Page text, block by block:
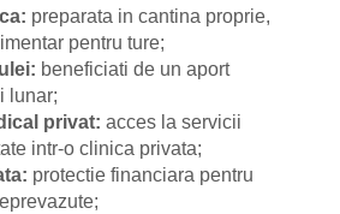
preparata in cantina proprie,
pentru ture;
beneficiati de un aport
lunar;
privat: acces la servicii
intr-o clinica privata;
protectie financiara pentru